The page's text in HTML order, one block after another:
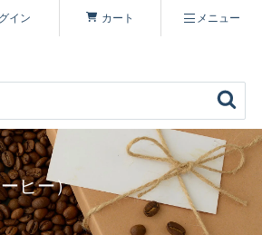
イン カート メニュー
ヒー）